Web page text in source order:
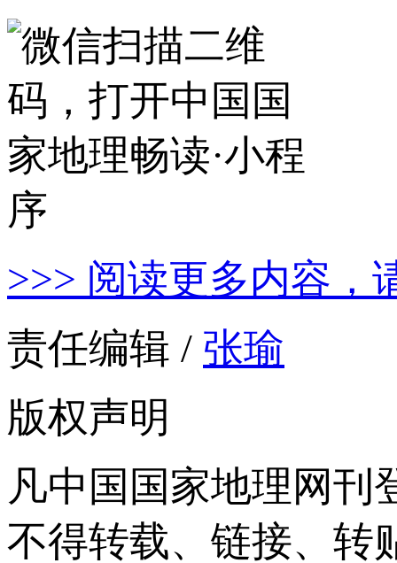
>>> 阅读更多内容，
责任编辑 / 张瑜
版权声明
凡中国国家地理网刊
不得转载、链接、转